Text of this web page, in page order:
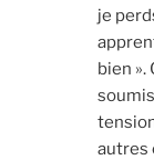
je
bien ».
autres